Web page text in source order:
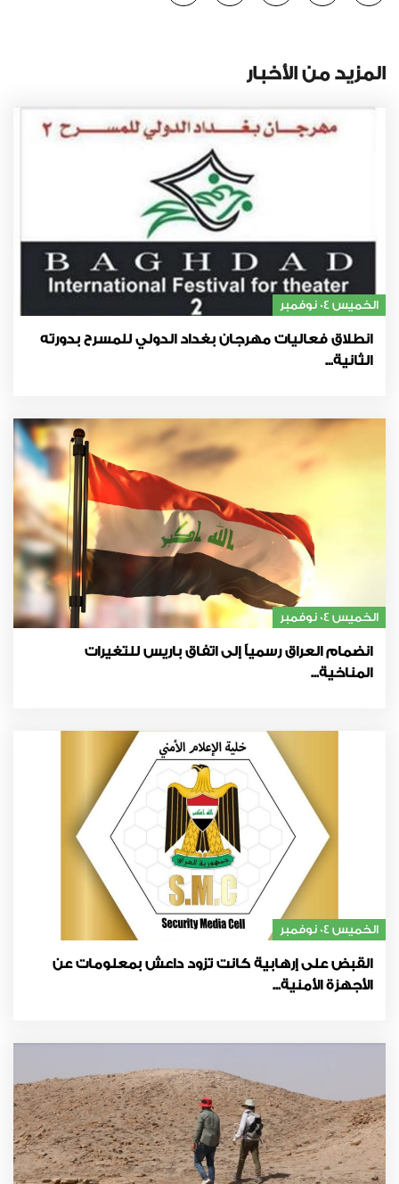
المزيد من الأخبار
الخميس 04 نوفمبر
انطلاق فعاليات مهرجان بغداد الدولي للمسرح بدورته
الثانية...
الخميس 04 نوفمبر
انضمام العراق رسمياً إلى اتفاق باريس للتغيرات
المناخية...
الخميس 04 نوفمبر
القبض على إرهابية كانت تزود داعش بمعلومات عن
الأجهزة الأمنية...